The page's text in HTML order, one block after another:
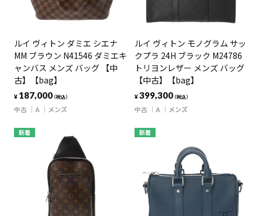
ルイ ヴィトン ダミエ シエナ
MM ブラウン N41546 ダミエキ
ャンバス メンズ バッグ 【中
古】【bag】
¥ 187,000（税込）
中古 A メンズ
ルイ ヴィトン モノグラム サッ
クプラ 24H ブラック M24786
トリヨンレザー メンズ バッグ
【中古】【bag】
¥399,300（税込）
中古 A メンズ
新着 新着